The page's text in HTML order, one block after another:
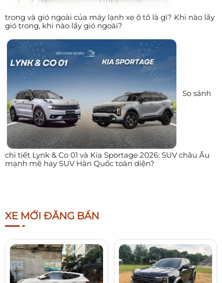
trong và gió ngoài của máy lạnh xe ô tô là gì? Khi nào lấy
gió trong, khi nào lấy gió ngoài?
So sánh
chi tiết Lynk & Co 01 và Kia Sportage 2026: SUV châu Âu
mạnh mẽ hay SUV Hàn Quốc toàn diện?
XE MỚI ĐĂNG BÁN